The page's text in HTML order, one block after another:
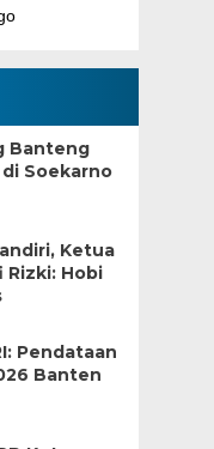
Banteng
Soekarno
Ketua
Rizki: Hobi
Pendataan
Banten